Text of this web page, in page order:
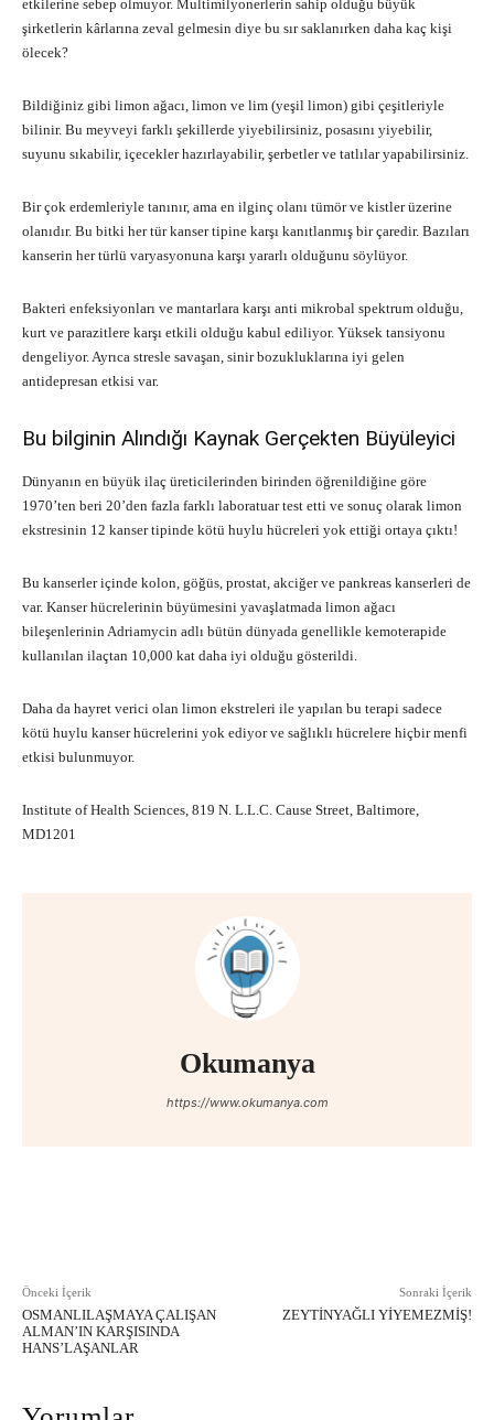
etkilerine sebep olmuyor. Multimilyonerlerin sahip olduğu büyük
şirketlerin kârlarına zeval gelmesin diye bu sır saklanırken daha kaç kişi
ölecek?
Bildiğiniz gibi limon ağacı, limon ve lim (yeşil limon) gibi çeşitleriyle
bilinir. Bu meyveyi farklı şekillerde yiyebilirsiniz, posasını yiyebilir,
suyunu sıkabilir, içecekler hazırlayabilir, şerbetler ve tatlılar yapabilirsiniz.
Bir çok erdemleriyle tanınır, ama en ilginç olanı tümör ve kistler üzerine
olanıdır. Bu bitki her tür kanser tipine karşı kanıtlanmış bir çaredir. Bazıları
kanserin her türlü varyasyonuna karşı yararlı olduğunu söylüyor.
Bakteri enfeksiyonları ve mantarlara karşı anti mikrobal spektrum olduğu,
kurt ve parazitlere karşı etkili olduğu kabul ediliyor. Yüksek tansiyonu
dengeliyor. Ayrıca stresle savaşan, sinir bozukluklarına iyi gelen
antidepresan etkisi var.
Bu bilginin Alındığı Kaynak Gerçekten Büyüleyici
Dünyanın en büyük ilaç üreticilerinden birinden öğrenildiğine göre
1970’ten beri 20’den fazla farklı laboratuar test etti ve sonuç olarak limon
ekstresinin 12 kanser tipinde kötü huylu hücreleri yok ettiği ortaya çıktı!
Bu kanserler içinde kolon, göğüs, prostat, akciğer ve pankreas kanserleri de
var. Kanser hücrelerinin büyümesini yavaşlatmada limon ağacı
bileşenlerinin Adriamycin adlı bütün dünyada genellikle kemoterapide
kullanılan ilaçtan 10,000 kat daha iyi olduğu gösterildi.
Daha da hayret verici olan limon ekstreleri ile yapılan bu terapi sadece
kötü huylu kanser hücrelerini yok ediyor ve sağlıklı hücrelere hiçbir menfi
etkisi bulunmuyor.
Institute of Health Sciences, 819 N. L.L.C. Cause Street, Baltimore,
MD1201
Okumanya
https://www.okumanya.com
Önceki İçerik
OSMANLILAŞMAYA ÇALIŞAN
ALMAN’IN KARŞISINDA
HANS’LAŞANLAR
Sonraki İçerik
ZEYTINYAĞLI YIYEMEZMIŞ!